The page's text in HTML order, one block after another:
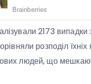
2173
розподіл їхніх
людей, що